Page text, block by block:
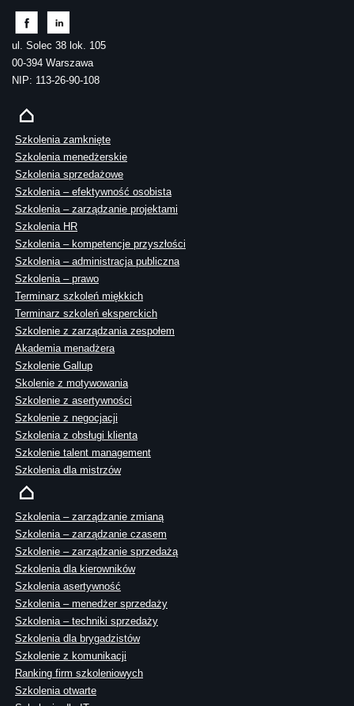
ul. Solec 38 lok. 105
00-394 Warszawa
NIP: 113-26-90-108
Szkolenia zamknięte
Szkolenia menedżerskie
Szkolenia sprzedażowe
Szkolenia – efektywność osobista
Szkolenia – zarządzanie projektami
Szkolenia HR
Szkolenia – kompetencje przyszłości
Szkolenia – administracja publiczna
Szkolenia – prawo
Terminarz szkoleń miękkich
Terminarz szkoleń eksperckich
Szkolenie z zarządzania zespołem
Akademia menadżera
Szkolenie Gallup
Skolenie z motywowania
Szkolenie z asertywności
Szkolenie z negocjacji
Szkolenia z obsługi klienta
Szkolenie talent management
Szkolenia dla mistrzów
Szkolenia – zarządzanie zmianą
Szkolenia – zarządzanie czasem
Szkolenie – zarządzanie sprzedażą
Szkolenia dla kierowników
Szkolenia asertywność
Szkolenia – menedżer sprzedaży
Szkolenia – techniki sprzedaży
Szkolenia dla brygadzistów
Szkolenie z komunikacji
Ranking firm szkoleniowych
Szkolenia otwarte